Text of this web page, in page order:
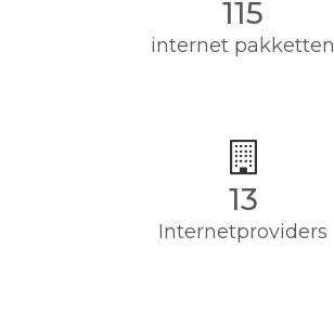
115
internet pakketten
13
Internetproviders